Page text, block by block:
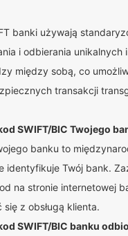
banki używają
i odbierania unikalnych
między sobą, co
transakcji
SWIFT/BIC Twojego
banku to
identyfikuje Twój bank.
na stronie internetowej
z obsługą klienta.
SWIFT/BIC banku